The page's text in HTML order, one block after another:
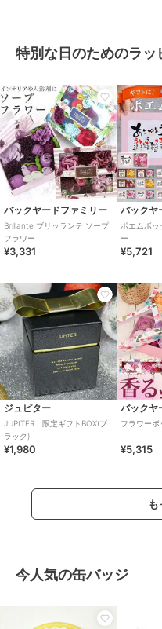
特別な日のためのラッ
バックヤードファミリー
Brillante ブリッランテ ソープ
フラワー
¥3,331
バックヤ
ポエムボッ
ー
¥5,721
ジュピター
JUPITER 限定ギフトBOX(ブ
ラック)
¥1,980
バックヤ
フラワー
¥5,315
今人気の缶バッジ